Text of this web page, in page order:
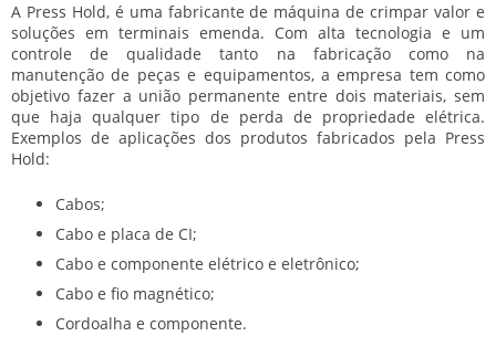
A Press Hold, é uma fabricante de máquina de crimpar valor e
soluções em terminais emenda. Com alta tecnologia e um
controle de qualidade tanto na fabricação como na
manutenção de peças e equipamentos, a empresa tem como
objetivo fazer a união permanente entre dois materiais, sem
que haja qualquer tipo de perda de propriedade elétrica.
Exemplos de aplicações dos produtos fabricados pela Press
Hold:
Cabos;
Cabo e placa de CI;
Cabo e componente elétrico e eletrônico;
Cabo e fio magnético;
Cordoalha e componente.